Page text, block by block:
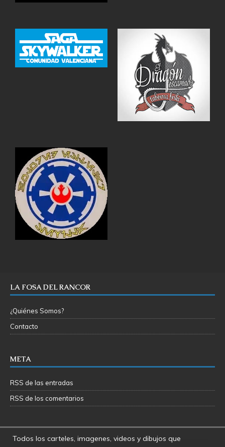
LA FOSA DEL RANCOR
¿Quiénes Somos?
Contacto
META
RSS de las entradas
RSS de los comentarios
Todos los carteles, imagenes, videos y dibujos que